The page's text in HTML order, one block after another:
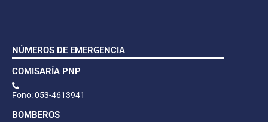
NÚMEROS DE EMERGENCIA
COMISARÍA PNP
Fono: 053-4613941
BOMBEROS